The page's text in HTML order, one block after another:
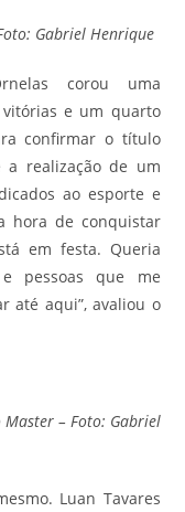
Gabriel Henrique
corou uma
e um quarto
confirmar o título
a realização de um
ao esporte e
hora de conquistar
em festa. Queria
pessoas que me
até aqui”, avaliou o
Master – Foto: Gabriel
Luan Tavares